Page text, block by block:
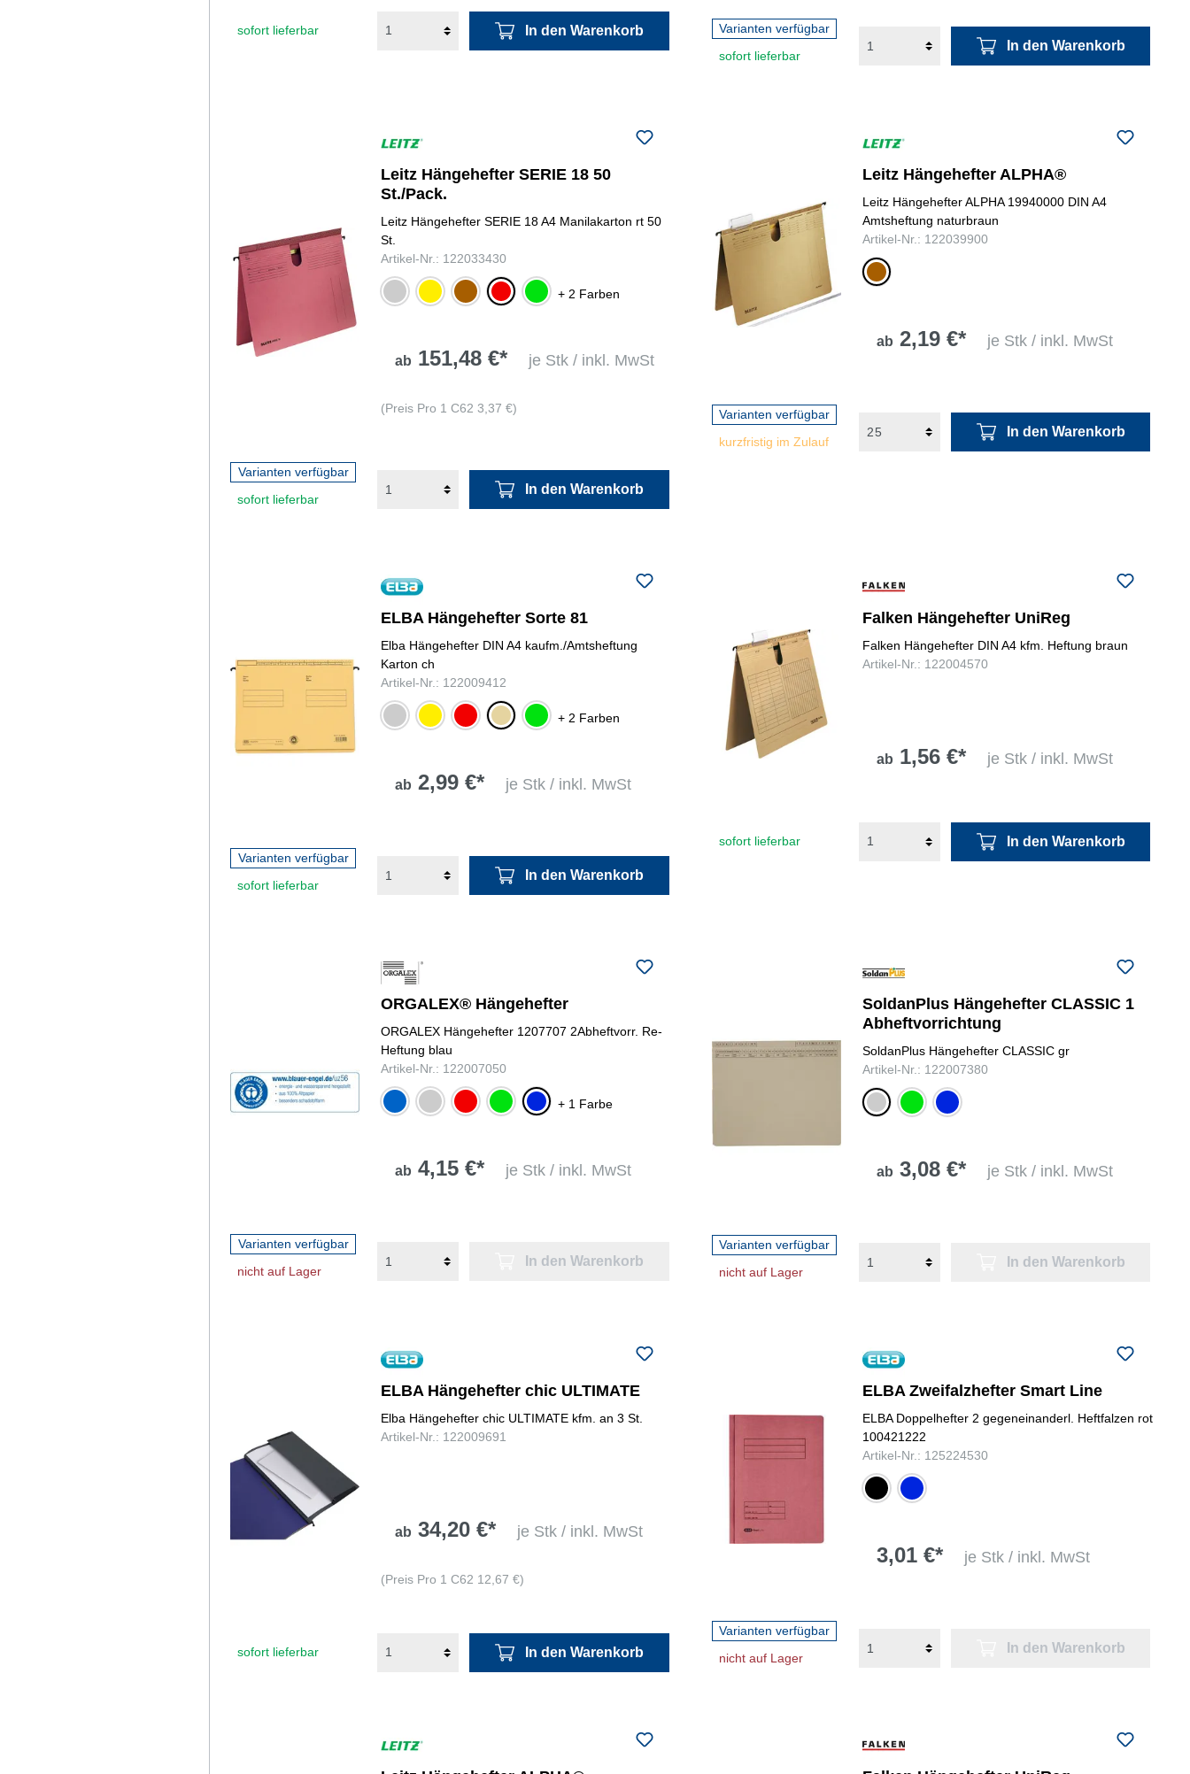
sofort lieferbar In den Warenkorb
Varianten verfügbar
sofort lieferbar
In den Warenkorb
Leitz Hängehefter SERIE 18 50
St./Pack.
Leitz Hängehefter SERIE 18 A4 Manilakarton rt 50
St.
Artikel-Nr.: 122033430
grau gelbnaturbraunrot grün + 2 Farben
ab 151,48 €* je Stk / inkl. MwSt
(Preis Pro 1 C62 3,37 €)
Varianten verfügbar
sofort lieferbar
In den Warenkorb
Leitz Hängehefter ALPHA®
Leitz Hängehefter ALPHA 19940000 DIN A4
Amtsheftung naturbraun
Artikel-Nr.: 122039900
naturbraun
ab 2,19 €* je Stk / inkl. MwSt
Varianten verfügbar
kurzfristig im Zulauf
In den Warenkorb
ELBA Hängehefter Sorte 81
Elba Hängehefter DIN A4 kaufm./Amtsheftung
Karton ch
Artikel-Nr.: 122009412
grau gelb chamoisgrün + 2 Farben
ab 2,99 €* je Stk / inkl. MwSt
Varianten verfügbar
sofort lieferbar
In den Warenkorb
Falken Hängehefter UniReg
Falken Hängehefter DIN A4 kfm. Heftung braun
Artikel-Nr.: 122004570
ab 1,56 €* je Stk / inkl. MwSt
sofort lieferbar In den Warenkorb
ORGALEX® Hängehefter
ORGALEX Hängehefter 1207707 2Abheftvorr. Re-
Heftung blau
Artikel-Nr.: 122007050
mittelblaugrau grün blau + 1 Farbe
ab 4,15 €* je Stk / inkl. MwSt
Varianten verfügbar
nicht auf Lager
In den Warenkorb
SoldanPlus Hängehefter CLASSIC 1
Abheftvorrichtung
SoldanPlus Hängehefter CLASSIC gr
Artikel-Nr.: 122007380
grau grün blau
ab 3,08 €* je Stk / inkl. MwSt
Varianten verfügbar
nicht auf Lager
In den Warenkorb
ELBA Hängehefter chic ULTIMATE
Elba Hängehefter chic ULTIMATE kfm. an 3 St.
Artikel-Nr.: 122009691
ab 34,20 €* je Stk / inkl. MwSt
(Preis Pro 1 C62 12,67 €)
sofort lieferbar In den Warenkorb
ELBA Zweifalzhefter Smart Line
ELBA Doppelhefter 2 gegeneinanderl. Heftfalzen rot
100421222
Artikel-Nr.: 125224530
schwarzblau
3,01 €* je Stk / inkl. MwSt
Varianten verfügbar
nicht auf Lager
In den Warenkorb